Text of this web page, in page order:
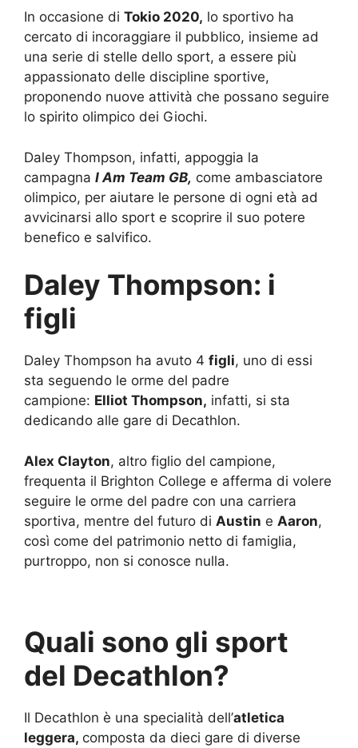
In occasione di Tokio 2020, lo sportivo ha
cercato di incoraggiare il pubblico, insieme ad
una serie di stelle dello sport, a essere più
appassionato delle discipline sportive,
proponendo nuove attività che possano seguire
lo spirito olimpico dei Giochi.
Daley Thompson, infatti, appoggia la
campagna I Am Team GB, come ambasciatore
olimpico, per aiutare le persone di ogni età ad
avvicinarsi allo sport e scoprire il suo potere
benefico e salvifico.
Daley Thompson: i
figli
Daley Thompson ha avuto 4 figli, uno di essi
sta seguendo le orme del padre
campione: Elliot Thompson, infatti, si sta
dedicando alle gare di Decathlon.
Alex Clayton, altro figlio del campione,
frequenta il Brighton College e afferma di volere
seguire le orme del padre con una carriera
sportiva, mentre del futuro di Austin e Aaron,
così come del patrimonio netto di famiglia,
purtroppo, non si conosce nulla.
Quali sono gli sport
del Decathlon?
Il Decathlon è una specialità dell’atletica
leggera, composta da dieci gare di diverse